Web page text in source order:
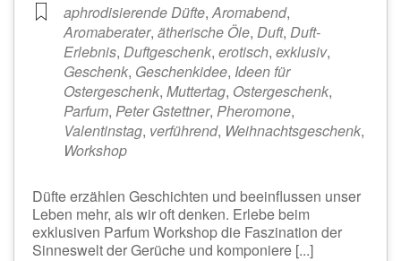
aphrodisierende Düfte,Aromabend,
Aromaberater, ätherische Öle, Duft, Duft-
Erlebnis, Duftgeschenk, erotisch, exklusiv,
Geschenk, Geschenkidee, Ideen für
Ostergeschenk, Muttertag, Ostergeschenk,
Parfum, Peter Gstettner, Pheromone,
Valentinstag, verführend, Weihnachtsgeschenk,
Workshop
Düfte erzählen Geschichten und beeinflussen unser
Leben mehr, als wir oft denken. Erlebe beim
exklusiven Parfum Workshop die Faszination der
Sinneswelt der Gerüche und komponiere [...]